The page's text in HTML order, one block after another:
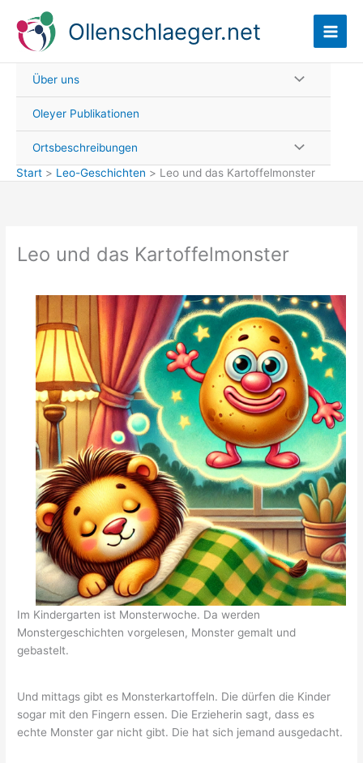
Inhalt
springen
Ollenschlaeger.net
Über uns
Oleyer Publikationen
Ortsbeschreibungen
Start
Leo-Geschichten Leo und das Kartoffelmonster
Leo und das Kartoffelmonster
Im Kindergarten ist Monsterwoche. Da werden
Monstergeschichten vorgelesen, Monster gemalt und
gebastelt.
Und mittags gibt es Monsterkartoffeln. Die dürfen die Kinder
sogar mit den Fingern essen. Die Erzieherin sagt, dass es
echte Monster gar nicht gibt. Die hat sich jemand ausgedacht.